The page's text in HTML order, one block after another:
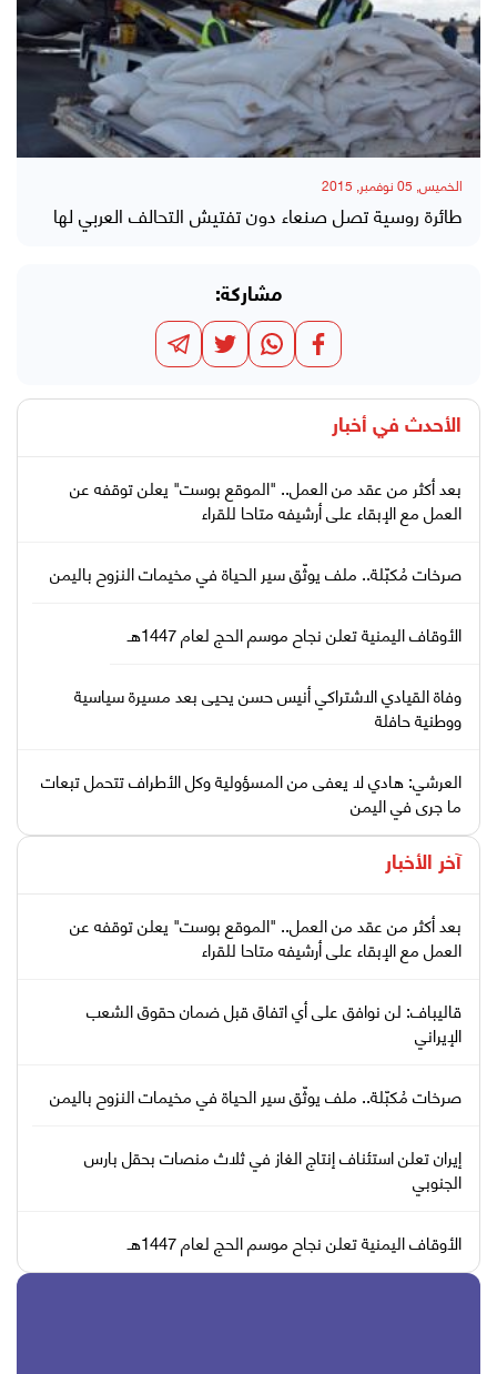
الخميس, 05 نوفمبر, 2015
طائرة روسية تصل صنعاء دون تفتيش التحالف العربي لها
مشاركة:
الأحدث في أخبار
بعد أكثر من عقد من العمل.. "الموقع بوست" يعلن توقفه عن
العمل مع الإبقاء على أرشيفه متاحا للقراء
صرخات مُكبّلة.. ملف يوثّق سير الحياة في مخيمات النزوح باليمن
الأوقاف اليمنية تعلن نجاح موسم الحج لعام 1447هـ
وفاة القيادي الاشتراكي أنيس حسن يحيى بعد مسيرة سياسية
ووطنية حافلة
العرشي: هادي لا يعفى من المسؤولية وكل الأطراف تتحمل تبعات
ما جرى في اليمن
آخر الأخبار
بعد أكثر من عقد من العمل.. "الموقع بوست" يعلن توقفه عن
العمل مع الإبقاء على أرشيفه متاحا للقراء
قاليباف: لن نوافق على أي اتفاق قبل ضمان حقوق الشعب
الإيراني
صرخات مُكبّلة.. ملف يوثّق سير الحياة في مخيمات النزوح باليمن
إيران تعلن استئناف إنتاج الغاز في ثلاث منصات بحقل بارس
الجنوبي
الأوقاف اليمنية تعلن نجاح موسم الحج لعام 1447هـ